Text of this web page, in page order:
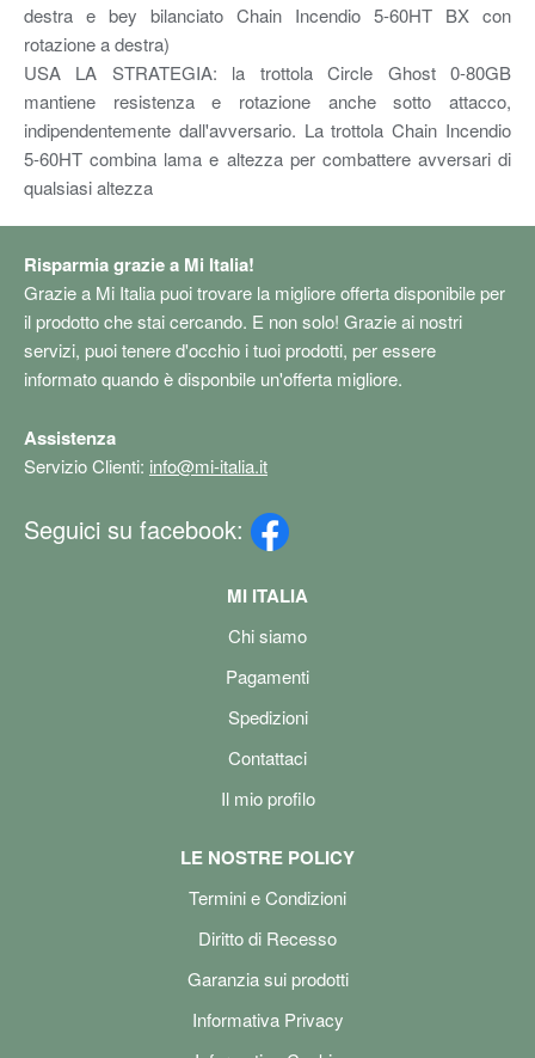
destra e bey bilanciato Chain Incendio 5-60HT BX con
rotazione a destra)
USA LA STRATEGIA: la trottola Circle Ghost 0-80GB
mantiene resistenza e rotazione anche sotto attacco,
indipendentemente dall'avversario. La trottola Chain Incendio
5-60HT combina lama e altezza per combattere avversari di
qualsiasi altezza
Risparmia grazie a Mi Italia!
Grazie a Mi Italia puoi trovare la migliore offerta disponibile per
il prodotto che stai cercando. E non solo! Grazie ai nostri
servizi, puoi tenere d'occhio i tuoi prodotti, per essere
informato quando è disponbile un'offerta migliore.
Assistenza
Servizio Clienti: info@mi-italia.it
Seguici su facebook:
MI ITALIA
Chi siamo
Pagamenti
Spedizioni
Contattaci
Il mio profilo
LE NOSTRE POLICY
Termini e Condizioni
Diritto di Recesso
Garanzia sui prodotti
Informativa Privacy